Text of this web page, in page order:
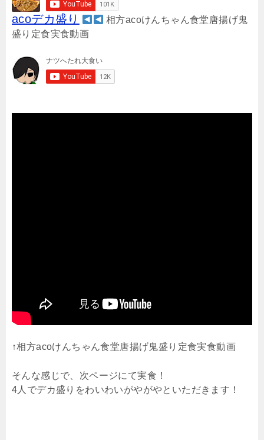
acoデカ盛り
相方acoけんちゃん食堂唐揚げ鬼
盛り定食実食動画
↑相方acoけんちゃん食堂唐揚げ鬼盛り定食実食動画
そんな感じで、次ページにて実食！
4人でデカ盛りをわいわいがやがやといただきます！